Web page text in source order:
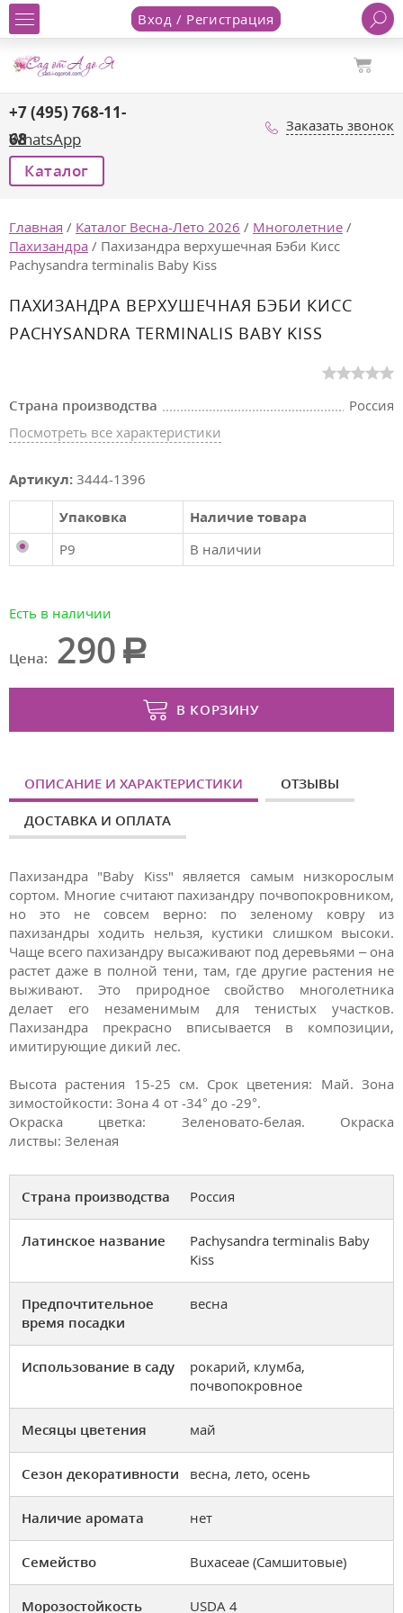
Вход / Регистрация
+7 (495) 768-11-
68
WhatsApp
Заказать звонок
Каталог
Главная / Каталог Весна-Лето 2026 / Многолетние /
Пахизандра / Пахизандра верхушечная Бэби Кисс
Pachysandra terminalis Baby Kiss
ПАХИЗАНДРА ВЕРХУШЕЧНАЯ БЭБИ КИСС
PACHYSANDRA TERMINALIS BABY KISS
Страна производства
Россия
Посмотреть все характеристики
Артикул: 3444-1396
Упаковка
Наличие товара
P9
В наличии
Есть в наличии
Цена: 290
В КОРЗИНУ
ОПИСАНИЕ И ХАРАКТЕРИСТИКИ ОТЗЫВЫ
ДОСТАВКА И ОПЛАТА
Пахизандра "Baby Kiss" является самым низкорослым
сортом. Многие считают пахизандру почвопокровником,
но это не совсем верно: по зеленому ковру из
пахизандры ходить нельзя, кустики слишком высоки.
Чаще всего пахизандру высаживают под деревьями – она
растет даже в полной тени, там, где другие растения не
выживают. Это природное свойство многолетника
делает его незаменимым для тенистых участков.
Пахизандра прекрасно вписывается в композиции,
имитирующие дикий лес.
Высота растения 15-25 см. Срок цветения: Май. Зона
зимостойкости: Зона 4 от -34° до -29°.
Окраска цветка: Зеленовато-белая. Окраска
листвы: Зеленая
Страна производства Россия
Латинское название
Pachysandra terminalis Baby
Kiss
Предпочтительное
время посадки
весна
Использование в саду
рокарий, клумба,
почвопокровное
Месяцы цветения май
Сезон декоративности весна, лето, осень
Наличие аромата нет
Семейство Buxaceae (Самшитовые)
Морозостойкость USDA 4